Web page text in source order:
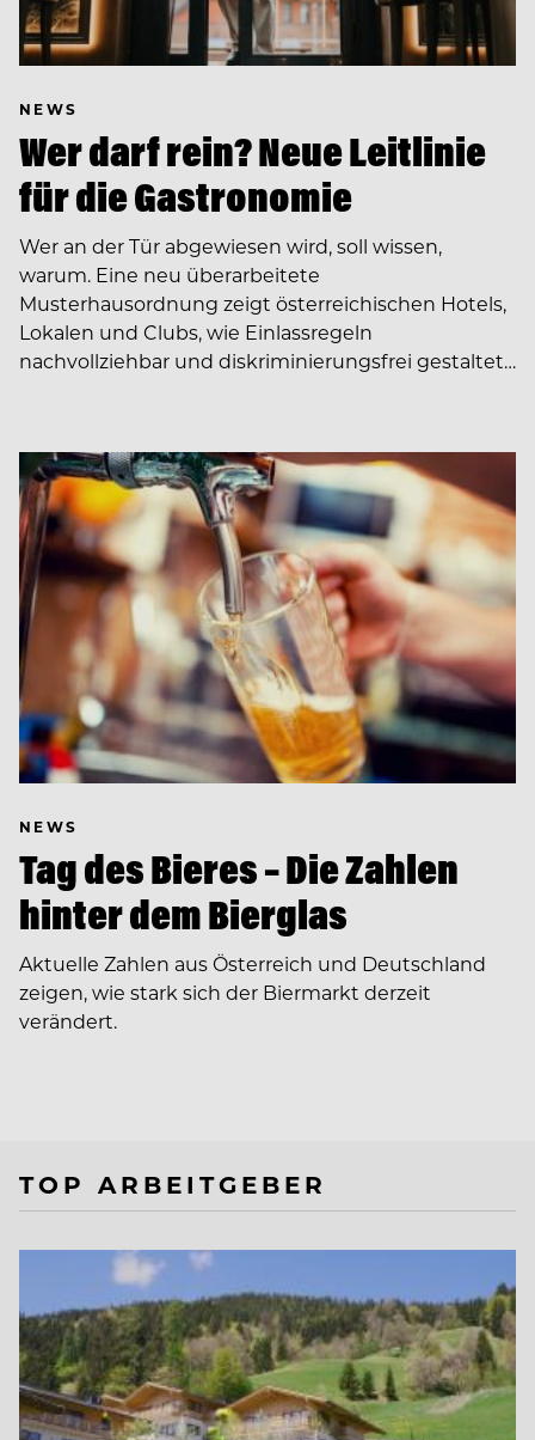
NEWS
Wer darf rein? Neue Leitlinie
für die Gastronomie
Wer an der Tür abgewiesen wird, soll wissen,
warum. Eine neu überarbeitete
Musterhausordnung zeigt österreichischen Hotels,
Lokalen und Clubs, wie Einlassregeln
nachvollziehbar und diskriminierungsfrei gestaltet…
NEWS
Tag des Bieres – Die Zahlen
hinter dem Bierglas
Aktuelle Zahlen aus Österreich und Deutschland
zeigen, wie stark sich der Biermarkt derzeit
verändert.
TOP ARBEITGEBER